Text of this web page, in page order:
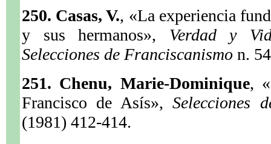
250. Casas, V., «La experiencia
y sus hermanos», Verdad y
Selecciones de Franciscanismo n.
251. Chenu, Marie-Dominique,
Francisco de Asís»,Selecciones
(1981) 412-414.